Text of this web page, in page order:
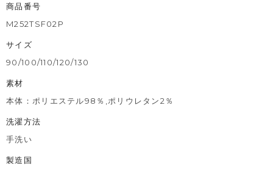
商品番号
M252TSF02P
サイズ
90/100/110/120/130
素材
本体：ポリエステル98％,ポリウレタン2％
洗濯方法
手洗い
製造国